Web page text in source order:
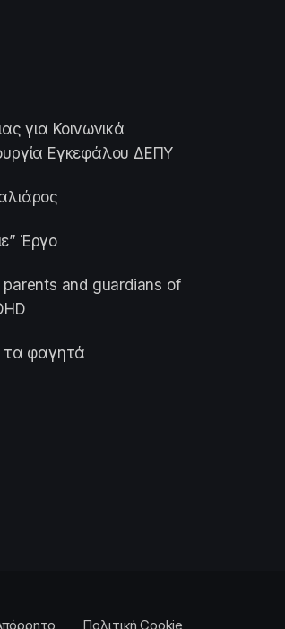
για Κοινωνικά
Εγκεφάλου ΔΕΠΥ
Έργο
and guardians of
τα φαγητά
Πολιτική Cookie